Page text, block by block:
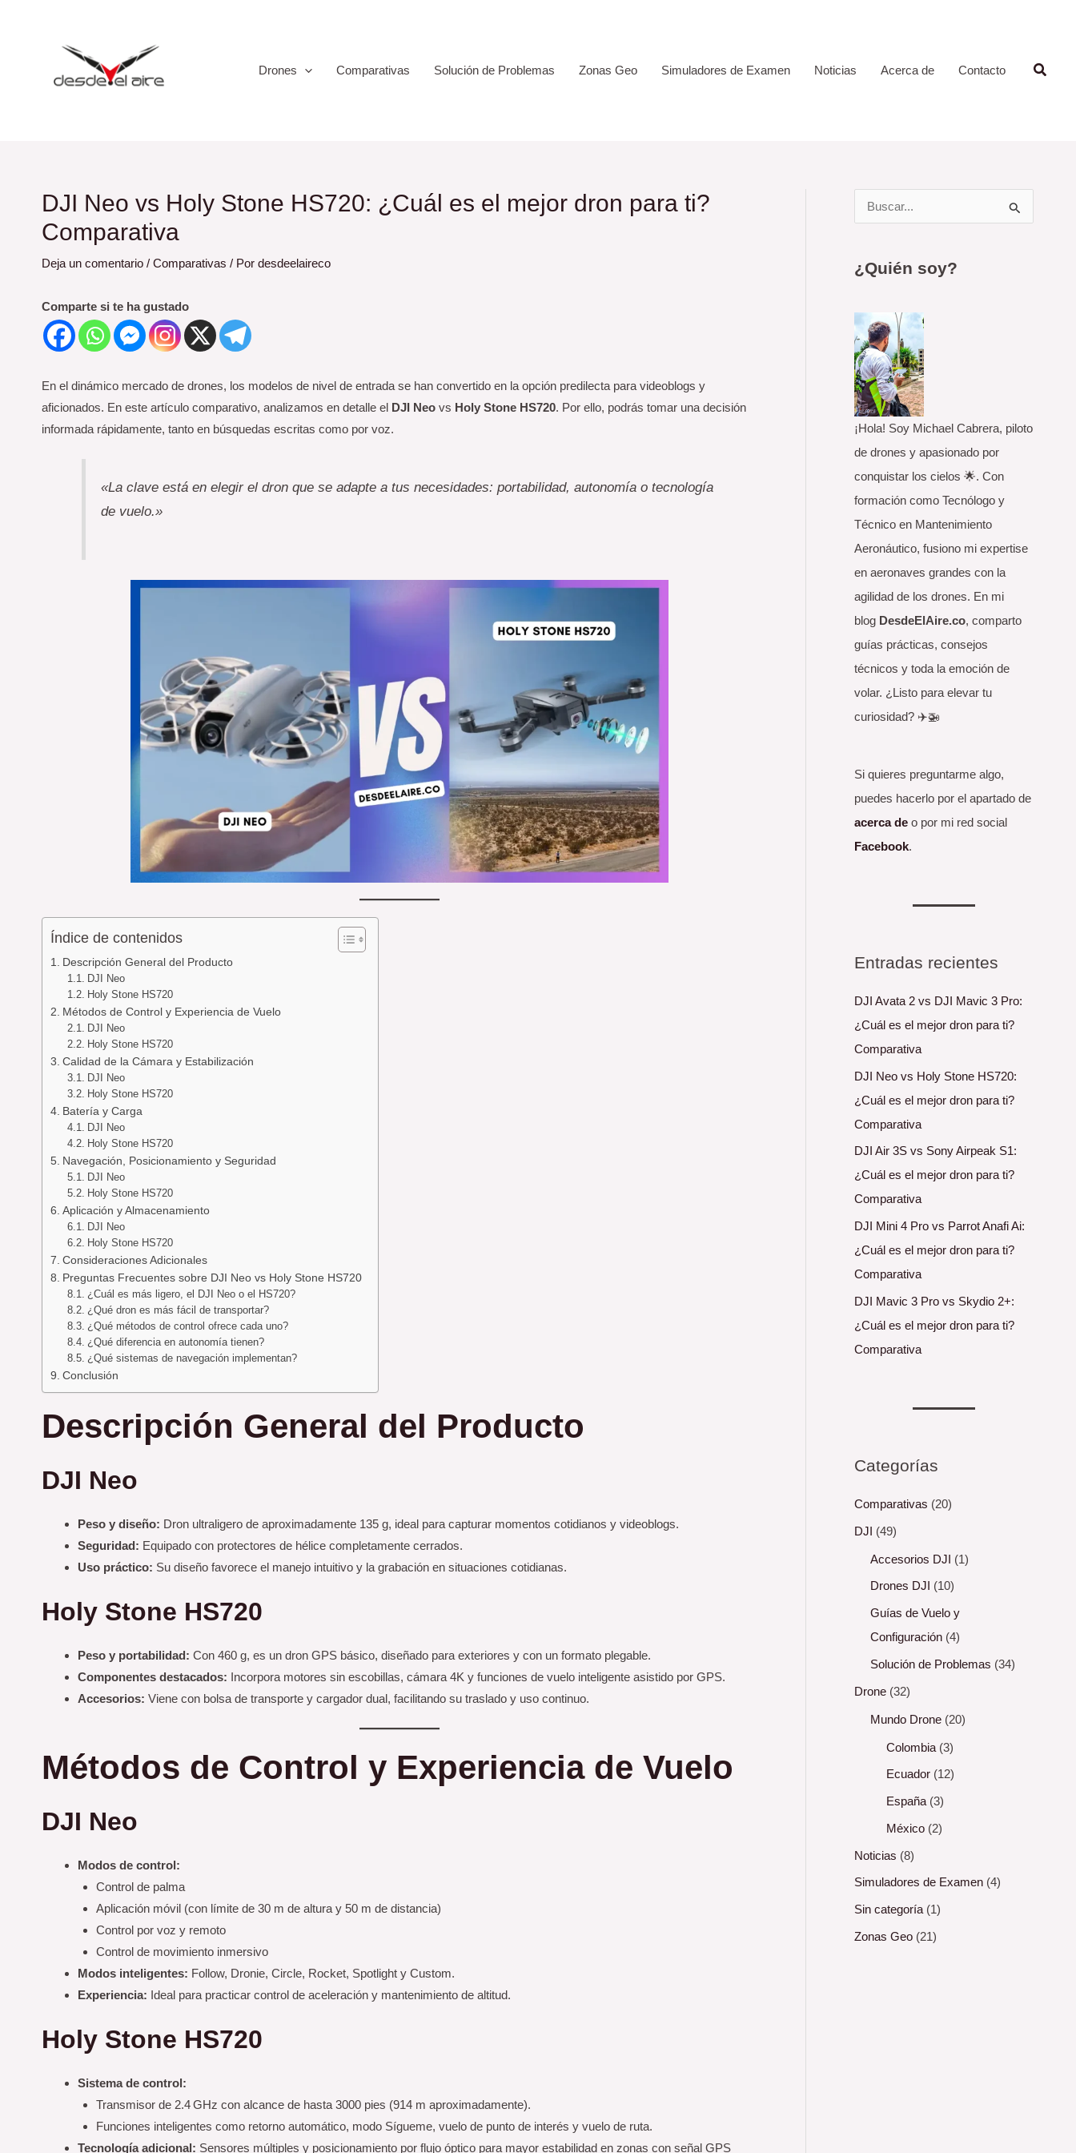
Drones
Comparativas Solución de Problemas Zonas Geo Simuladores de Examen Noticias Acerca de Contacto
DJI Neo vs Holy Stone HS720: ¿Cuál es el mejor dron para ti?
Comparativa
Deja un comentario / Comparativas / Por desdeelaireco
Comparte si te ha gustado
En el dinámico mercado de drones, los modelos de nivel de entrada se han convertido en la opción predilecta para videoblogs y
aficionados. En este artículo comparativo, analizamos en detalle el DJI Neo vs Holy Stone HS720. Por ello, podrás tomar una decisión
informada rápidamente, tanto en búsquedas escritas como por voz.
«La clave está en elegir el dron que se adapte a tus necesidades: portabilidad, autonomía o tecnología
de vuelo.»
Índice de contenidos
Descripción General del Producto
DJI Neo
Holy Stone HS720
Métodos de Control y Experiencia de Vuelo
DJI Neo
Holy Stone HS720
Calidad de la Cámara y Estabilización
DJI Neo
Holy Stone HS720
Batería y Carga
DJI Neo
Holy Stone HS720
Navegación, Posicionamiento y Seguridad
DJI Neo
Holy Stone HS720
Aplicación y Almacenamiento
DJI Neo
Holy Stone HS720
Consideraciones Adicionales
Preguntas Frecuentes sobre DJI Neo vs Holy Stone HS720
¿Cuál es más ligero, el DJI Neo o el HS720?
¿Qué dron es más fácil de transportar?
¿Qué métodos de control ofrece cada uno?
¿Qué diferencia en autonomía tienen?
¿Qué sistemas de navegación implementan?
Conclusión
Descripción General del Producto
DJI Neo
Peso y diseño: Dron ultraligero de aproximadamente 135 g, ideal para capturar momentos cotidianos y videoblogs.
Seguridad: Equipado con protectores de hélice completamente cerrados.
Uso práctico: Su diseño favorece el manejo intuitivo y la grabación en situaciones cotidianas.
Holy Stone HS720
Peso y portabilidad: Con 460 g, es un dron GPS básico, diseñado para exteriores y con un formato plegable.
Componentes destacados: Incorpora motores sin escobillas, cámara 4K y funciones de vuelo inteligente asistido por GPS.
Accesorios: Viene con bolsa de transporte y cargador dual, facilitando su traslado y uso continuo.
Métodos de Control y Experiencia de Vuelo
DJI Neo
Modos de control:
Control de palma
Aplicación móvil (con límite de 30 m de altura y 50 m de distancia)
Control por voz y remoto
Control de movimiento inmersivo
Modos inteligentes: Follow, Dronie, Circle, Rocket, Spotlight y Custom.
Experiencia: Ideal para practicar control de aceleración y mantenimiento de altitud.
Holy Stone HS720
Sistema de control:
Transmisor de 2.4 GHz con alcance de hasta 3000 pies (914 m aproximadamente).
Funciones inteligentes como retorno automático, modo Sígueme, vuelo de punto de interés y vuelo de ruta.
Tecnología adicional: Sensores múltiples y posicionamiento por flujo óptico para mayor estabilidad en zonas con señal GPS
entradas
r
p
o
r
:
¿Quién soy?
¡Hola! Soy Michael Cabrera, piloto
de drones y apasionado por
conquistar los cielos 🌟. Con
formación como Tecnólogo y
Técnico en Mantenimiento
Aeronáutico, fusiono mi expertise
en aeronaves grandes con la
agilidad de los drones. En mi
blog DesdeElAire.co, comparto
guías prácticas, consejos
técnicos y toda la emoción de
volar. ¿Listo para elevar tu
curiosidad? ✈️🚁
Si quieres preguntarme algo,
puedes hacerlo por el apartado de
acerca deo por mi red social
Facebook.
Entradas recientes
DJI Avata 2 vs DJI Mavic 3 Pro:
¿Cuál es el mejor dron para ti?
Comparativa
DJI Neo vs Holy Stone HS720:
¿Cuál es el mejor dron para ti?
Comparativa
DJI Air 3S vs Sony Airpeak S1:
¿Cuál es el mejor dron para ti?
Comparativa
DJI Mini 4 Pro vs Parrot Anafi Ai:
¿Cuál es el mejor dron para ti?
Comparativa
DJI Mavic 3 Pro vs Skydio 2+:
¿Cuál es el mejor dron para ti?
Comparativa
Categorías
Comparativas (20)
DJI (49)
Accesorios DJI (1)
Drones DJI (10)
Guías de Vuelo y
Configuración(4)
Solución de Problemas (34)
Drone(32)
Mundo Drone(20)
Colombia(3)
Ecuador(12)
España(3)
México(2)
Noticias (8)
Simuladores de Examen(4)
Sin categoría(1)
Zonas Geo(21)